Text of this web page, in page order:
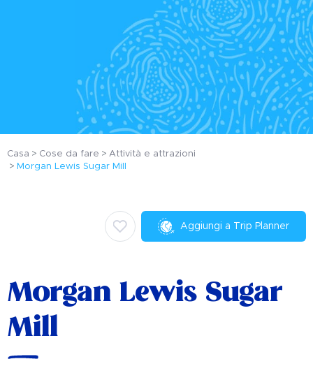
Casa Cose da fare
Attività e attrazioni
Morgan Lewis Sugar Mill
Aggiungi a Trip Planner
Morgan Lewis Sugar
Mill